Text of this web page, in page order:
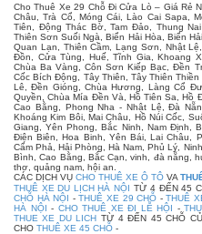
Cho Thuê Xe 29 Chỗ Đi Cửa Lò – Giá Rẻ
Châu, Trà Cổ, Móng Cái, Lào Cai Sapa,
Tiên, Động Thác Bờ, Tam Đảo, Thung
Thiên Sơn Suối Ngà, Biển Hải Hòa, Biển
Quan Lạn, Thiên Cầm, Lạng Sơn, Nhật
Đồn, Cửa Tùng, Huế, Tĩnh Gia, Khoang
Chùa Ba Vàng, Côn Sơn Kiếp Bạc, Đền
Cốc Bích Động, Tây Thiên, Tây Thiên
Lê, Đền Gióng, Chùa Hương, Làng Cổ
Quyền, Chùa Mía Đền Và, Hồ Tiên Sa, Hồ
Cao Bằng, Phong Nha - Nhật Lệ, Đà
Khoáng Kim Bôi, Mai Châu, Hồ Núi Cốc,
Giang, Yên Phong, Bắc Ninh, Nam Định,
Điện Biên, Hoa Binh, Yên Bái, Lai Châu,
Cẩm Phả, Hải Phòng, Hà Nam, Phủ Lý,
Bình, Cao Bằng, Bắc Cạn, vinh, đà nẵng,
thơ, quảng nam, hội an.
CÁC DỊCH VỤ CHO THUÊ XE Ô TÔ VA
THUÊ XE DU LỊCH HÀ NỘI TỪ 4 ĐẾN 45
CHỖ HÀ NỘI -THUÊ XE 29 CHỖ -THUÊ
HÀ NỘI - CHO THUÊ XE ĐI LỄ HỘI -
THUE XE DU LICH TỪ 4 ĐẾN 45 CHỖ
CHO THUÊ XE 45 CHỖ -